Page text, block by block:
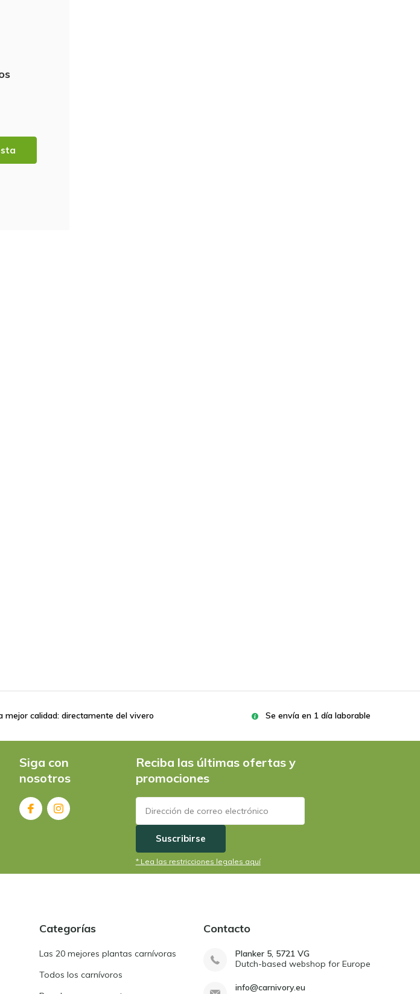
mejor calidad: directamente del vivero Se envía en 1 día laborable
Siga con
nosotros
Reciba las últimas ofertas y
promociones
Suscribirse
* Lea las restricciones legales aquí
Categorías
Las 20 mejores plantas carnívoras
Todos los carnívoros
Contacto
Planker 5, 5721 VG
Dutch-based webshop for Europe
info@carnivory.eu